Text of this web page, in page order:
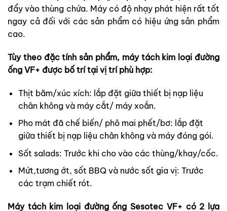
đẩy vào thùng chứa. Máy có độ nhạy phát hiện rất tốt
ngay cả đối với các sản phẩm có hiệu ứng sản phẩm
cao.
Tùy theo đặc tính sản phẩm, máy tách kim loại đường
ống VF+ được bố trí tại vị trí phù hợp:
Thịt băm/xúc xích: lắp đặt giữa thiết bị nạp liệu
chân không và máy cắt/ máy xoắn.
Pho mát đã chế biến/ phô mai phết/bơ: lắp đặt
giữa thiết bị nạp liệu chân không và máy đóng gói.
Sốt salads: Trước khi cho vào các thùng/khay/cốc.
Mứt,tương ớt, sốt BBQ và nước sốt gia vị: Trước
các trạm chiết rót.
Máy tách kim loại đường ống Sesotec VF+ có 2 lựa